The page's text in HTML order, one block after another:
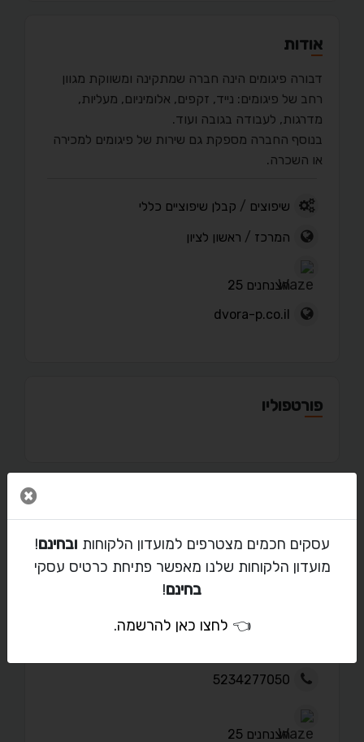
אודות
דבורה פיגומים הינה חברה שמתקינה ומשווקת מגוון
רחב של פיגומים: נייד, זקפים, אלומיניום, מעליות,
מדרגות, לעבודה בגובה ועוד.
בנוסף החברה מספקת גם שירות של פיגומים למכירה
או השכרה.
שיפוצים / קבלן שיפוציים כללי
המרכז / ראשון לציון
הצנחנים 25
dvora-p.co.il
פורטפוליו
5234277050
הצנחנים 25
עסקים חכמים מצטרפים למועדון הלקוחות ובחינם!
מועדון הלקוחות שלנו מאפשר פתיחת כרטיס עסקי
בחינם!
👈 לחצו כאן להרשמה.